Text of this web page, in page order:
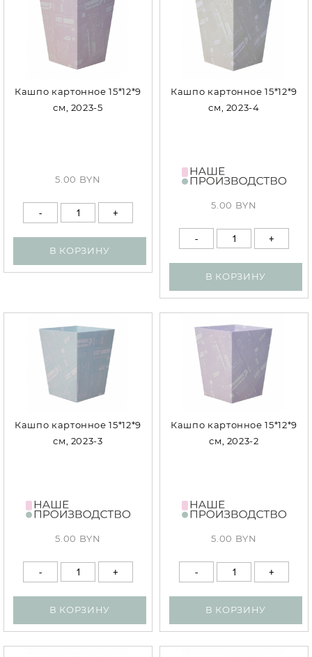
Кашпо картонное 15*12*9
см, 2023-5
5.00 BYN
В КОРЗИНУ
Кашпо картонное 15*12*9
см, 2023-4
5.00 BYN
В КОРЗИНУ
Кашпо картонное 15*12*9
см, 2023-3
5.00 BYN
В КОРЗИНУ
Кашпо картонное 15*12*9
см, 2023-2
5.00 BYN
В КОРЗИНУ